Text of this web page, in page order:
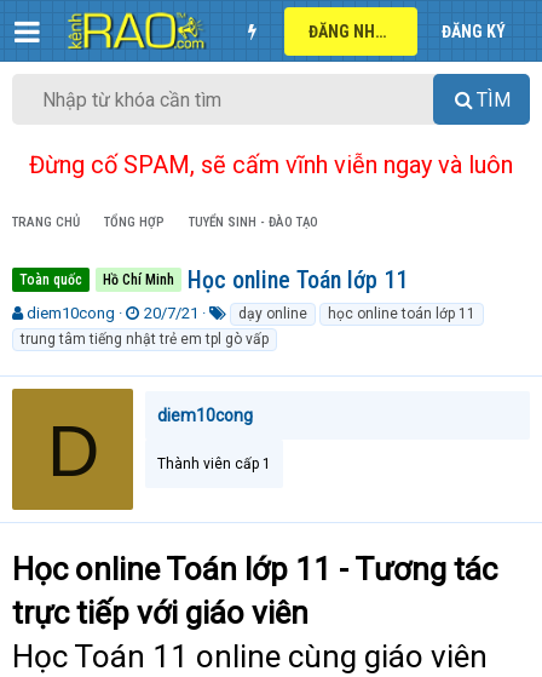
ĐĂNG NHẬP ĐĂNG KÝ
TÌM
Đừng cố SPAM, sẽ cấm vĩnh viễn ngay và luôn
TRANG CHỦ TỔNG HỢP TUYỂN SINH - ĐÀO TẠO
Toàn quốc Hồ Chí Minh Học online Toán lớp 11
T
h
r
e
r
e
r
diem10cong
N
g
à
y
20/7/21
ừ
k
h
a
dạy online
học online toán lớp 11
trung tâm tiếng nhật trẻ em tpl gò vấp
D diem10cong
Thành viên cấp 1
Học online Toán lớp 11 - Tương tác
trực tiếp với giáo viên
Học Toán 11 online cùng giáo viên